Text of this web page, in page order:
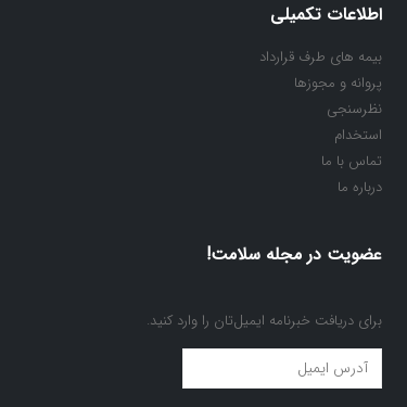
اطلاعات تکمیلی
بیمه های طرف قرارداد
پروانه و مجوزها
نظرسنجی
استخدام
تماس با ما
درباره ما
عضویت در مجله سلامت!
برای دریافت خبرنامه ایمیل‌تان را وارد کنید.
عضویت
در